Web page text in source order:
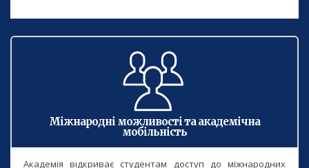
Міжнародні можливості та академічна
мобільність
Академія відкриває студентам доступ до міжнародних